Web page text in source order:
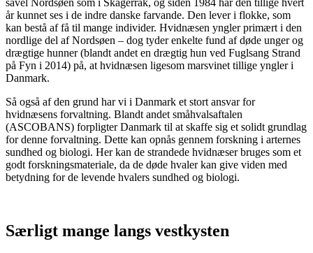
år kunnet ses i de indre danske farvande. Den lever i flokke, som
kan bestå af få til mange individer. Hvidnæsen yngler primært i den
nordlige del af Nordsøen – dog tyder enkelte fund af døde unger og
drægtige hunner (blandt andet en drægtig hun ved Fuglsang Strand
på Fyn i 2014) på, at hvidnæsen ligesom marsvinet tillige yngler i
Danmark.
Så også af den grund har vi i Danmark et stort ansvar for
hvidnæsens forvaltning. Blandt andet småhvalsaftalen
(ASCOBANS) forpligter Danmark til at skaffe sig et solidt grundlag
for denne forvaltning. Dette kan opnås gennem forskning i arternes
sundhed og biologi. Her kan de strandede hvidnæser bruges som et
godt forskningsmateriale, da de døde hvaler kan give viden med
betydning for de levende hvalers sundhed og biologi.
Særligt mange langs vestkysten